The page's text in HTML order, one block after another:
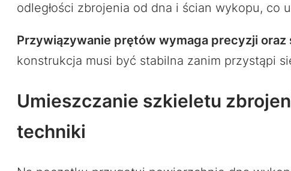
odległości zbrojenia od dna i ścian wykopu,
Przywiązywanie prętów wymaga precyzji
konstrukcja musi być stabilna zanim przystąpi
Umieszczanie szkieletu
techniki